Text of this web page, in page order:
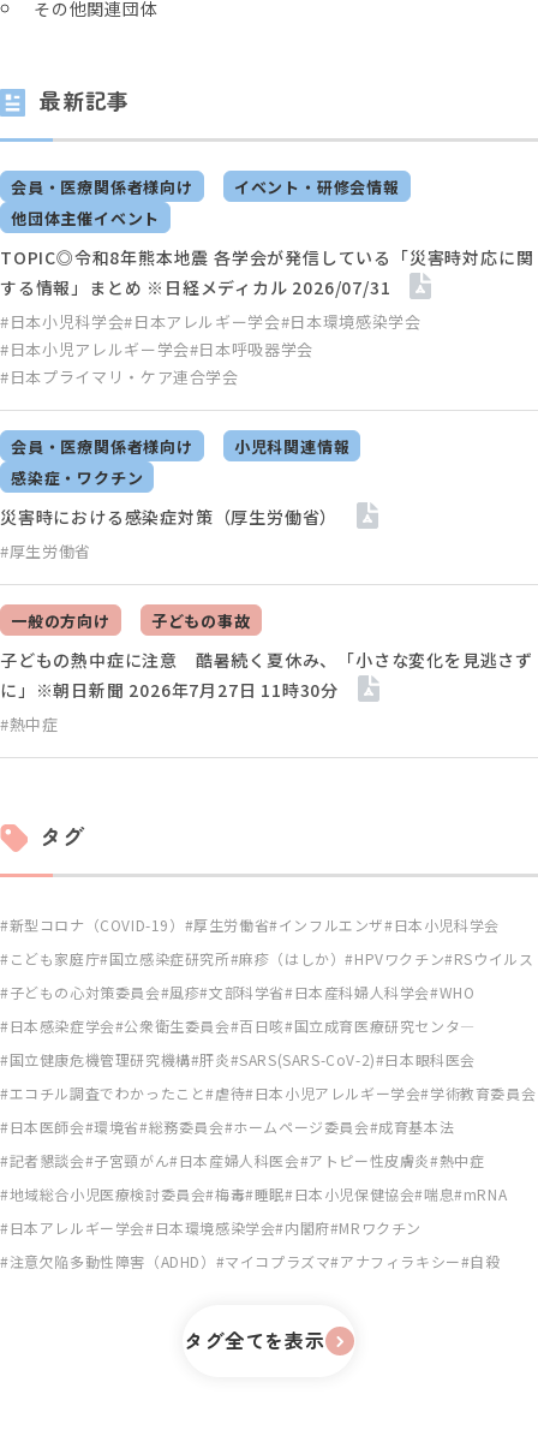
その他関連団体
最新記事
会員・医療関係者様向け
イベント・研修会情報
他団体主催イベント
#日本小児科学会#日本アレルギー学会#日本環境感染学会
#日本小児アレルギー学会#日本呼吸器学会
#日本プライマリ・ケア連合学会
TOPIC◎令和8年熊本地震 各学会が発信している「災害時対応に関
する情報」まとめ ※日経メディカル 2026/07/31
会員・医療関係者様向け
小児科関連情報
感染症・ワクチン
#厚生労働省
災害時における感染症対策（厚生労働省）
一般の方向け 子どもの事故
#熱中症
子どもの熱中症に注意 酷暑続く夏休み、「小さな変化を見逃さず
に」※朝日新聞 2026年7月27日 11時30分
タグ
新型コロナ（COVID-19） 厚生労働省 インフルエンザ 日本小児科学会
こども家庭庁 国立感染症研究所 麻疹（はしか） HPVワクチン RSウイルス
子どもの心対策委員会 風疹 文部科学省 日本産科婦人科学会 WHO
日本感染症学会 公衆衛生委員会 百日咳 国立成育医療研究センタ―
国立健康危機管理研究機構 肝炎 SARS(SARS-CoV-2)
日本眼科医会
エコチル調査でわかったこと 虐待 日本小児アレルギー学会 学術教育委員会
日本医師会 環境省 総務委員会 ホームページ委員会 成育基本法
記者懇談会 子宮頸がん 日本産婦人科医会 アトピー性皮膚炎 熱中症
地域総合小児医療検討委員会 梅毒 睡眠 日本小児保健協会 喘息 mRNA
日本アレルギー学会 日本環境感染学会 内閣府 MRワクチン
注意欠陥多動性障害（ADHD）
マイコプラズマ アナフィラキシー 自殺
タグ全てを表示